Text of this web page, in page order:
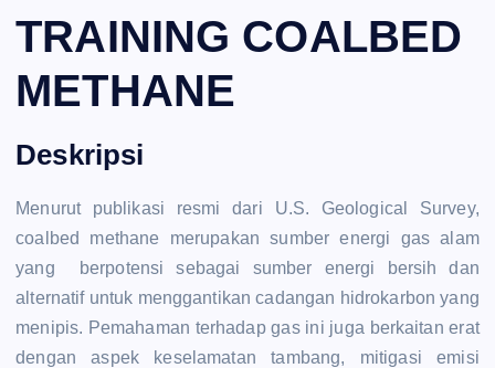
TRAINING COALBED
METHANE
Deskripsi
Menurut publikasi resmi dari U.S. Geological Survey,
coalbed methane merupakan sumber energi gas alam
yang berpotensi sebagai sumber energi bersih dan
alternatif untuk menggantikan cadangan hidrokarbon yang
menipis. Pemahaman terhadap gas ini juga berkaitan erat
dengan aspek keselamatan tambang, mitigasi emisi